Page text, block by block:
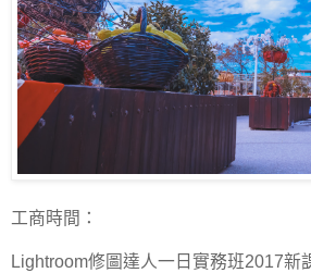
工商時間：
Lightroom修圖達人一日實務班2017新